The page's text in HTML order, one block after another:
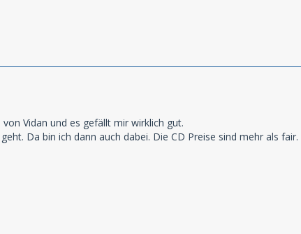
Vidan und es gefällt mir wirklich gut.
Da bin ich dann auch dabei. Die CD Preise sind mehr als fair.